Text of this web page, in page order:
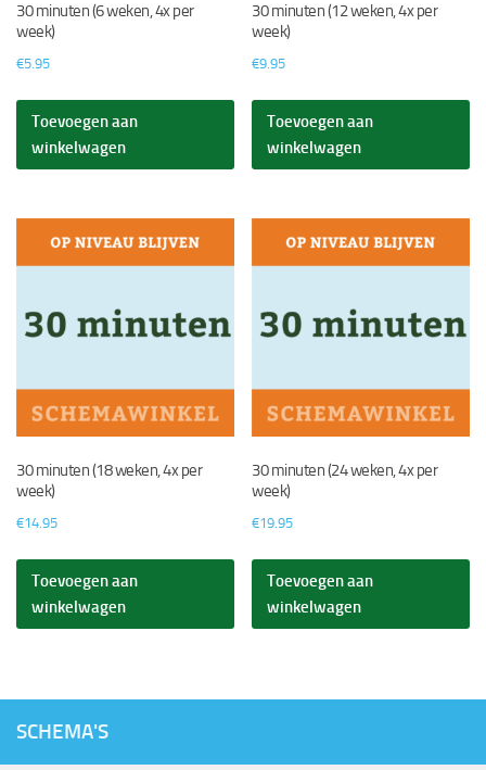
30 minuten (6 weken, 4x per
week)
€5.95
Toevoegen aan
winkelwagen
30 minuten (12 weken, 4x per
week)
€9.95
Toevoegen aan
winkelwagen
30 minuten (18 weken, 4x per
week)
€14.95
Toevoegen aan
winkelwagen
30 minuten (24 weken, 4x per
week)
€19.95
Toevoegen aan
winkelwagen
SCHEMA'S